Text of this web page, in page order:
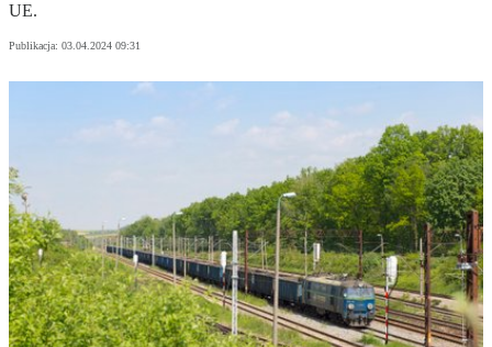
UE.
Publikacja: 03.04.2024 09:31